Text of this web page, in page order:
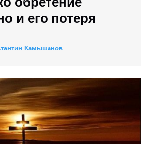
и его потеря
Камышанов